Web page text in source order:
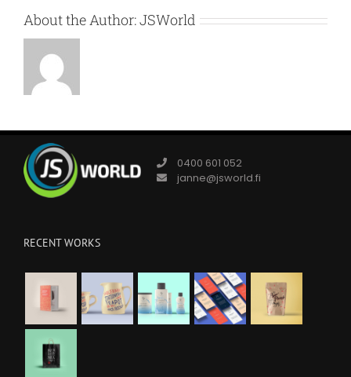
About the Author:JSWorld
0400 601 052
janne@jsworld.fi
RECENT WORKS